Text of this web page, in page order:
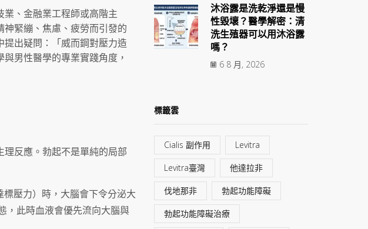
、金融業工程師或高階主
緊繃、焦慮、疲勞而引發的
出疑問：「威而鋼對壓力造
男性醫學的專業實踐角度，
反應。勃起不是單純的局部
壓力）時，大腦會下令分泌大
此時血液會優先流向大腦與
沐浴露是洗乾淨還是慢
性毀壞？醫學解密：清
洗生殖器可以用沐浴露
嗎？
6 8 月, 2026
標籤雲
Cialis 副作用 Levitra
Levitra臺灣 他達拉非
伐地那非 勃起功能障礙
勃起功能障礙治療